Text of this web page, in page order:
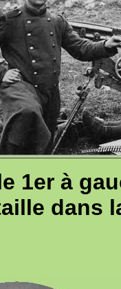
1er à
dans